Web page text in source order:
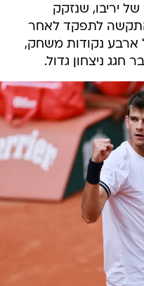
יריבו, שנזקק
לתפקד לאחר
ארבע נקודות משחק,
ניצחון גדול.